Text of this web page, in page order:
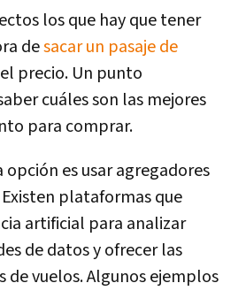
los que hay que tener
desacar un pasaje de
precio. Un punto
cuáles son las mejores
para comprar.
opción es usar agregadores
plataformas que
artificial para analizar
de datos y ofrecer las
de vuelos. Algunos ejemplos